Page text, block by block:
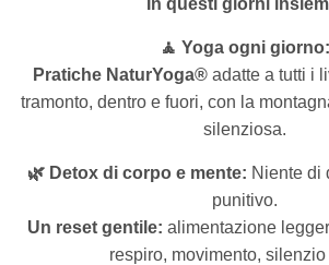
🧘 Yoga ogni giorno:
Pratiche NaturYoga® adatte a tutti i
tramonto, dentro e fuori, con la
silenziosa.
🌿 Detox di corpo e mente: Niente di
punitivo.
Un reset gentile: alimentazione
respiro, movimento, silenzio